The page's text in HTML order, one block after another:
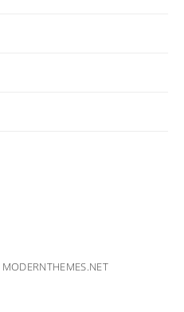
MODERNTHEMES.NET